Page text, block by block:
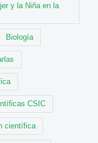
y la Niña en la
Biología
CSIC
científica